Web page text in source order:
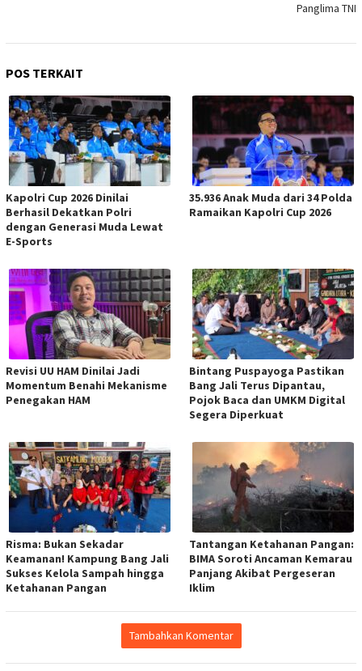
Panglima TNI
POS TERKAIT
Kapolri Cup 2026 Dinilai
Berhasil Dekatkan Polri
dengan Generasi Muda Lewat
E-Sports
35.936 Anak Muda dari 34 Polda
Ramaikan Kapolri Cup 2026
Revisi UU HAM Dinilai Jadi
Momentum Benahi Mekanisme
Penegakan HAM
Bintang Puspayoga Pastikan
Bang Jali Terus Dipantau,
Pojok Baca dan UMKM Digital
Segera Diperkuat
Risma: Bukan Sekadar
Keamanan! Kampung Bang Jali
Sukses Kelola Sampah hingga
Ketahanan Pangan
Tantangan Ketahanan Pangan:
BIMA Soroti Ancaman Kemarau
Panjang Akibat Pergeseran
Iklim
Tambahkan Komentar